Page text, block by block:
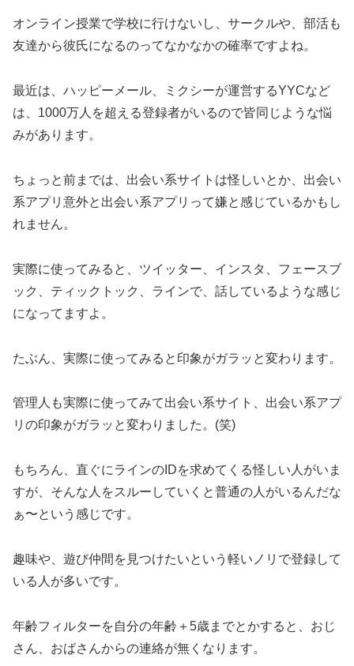
オンライン授業で学校に行けないし、サークルや、部活も
友達から彼氏になるのってなかなかの確率ですよね。
最近は、ハッピーメール、ミクシーが運営するYYCなど
は、1000万人を超える登録者がいるので皆同じような悩
みがあります。
ちょっと前までは、出会い系サイトは怪しいとか、出会い
系アプリ意外と出会い系アプリって嫌と感じているかもし
れません。
実際に使ってみると、ツイッター、インスタ、フェースブ
ック、ティックトック、ラインで、話しているような感じ
になってますよ。
たぶん、実際に使ってみると印象がガラッと変わります。
管理人も実際に使ってみて出会い系サイト、出会い系アプ
リの印象がガラッと変わりました。(笑)
もちろん、直ぐにラインのIDを求めてくる怪しい人がいま
すが、そんな人をスルーしていくと普通の人がいるんだな
ぁ〜という感じです。
趣味や、遊び仲間を見つけたいという軽いノリで登録して
いる人が多いです。
年齢フィルターを自分の年齢＋5歳までとかすると、おじ
さん、おばさんからの連絡が無くなります。